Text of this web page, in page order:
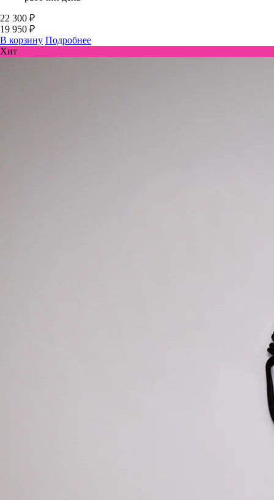
22 300 ₽
19 950 ₽
В корзину Подробнее
Хит